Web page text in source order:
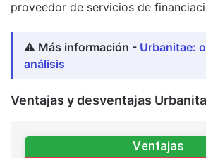
proveedor de servicios de
⚠️ Más información - Urbanitae:
análisis
Ventajas y desventajas
Ventajas